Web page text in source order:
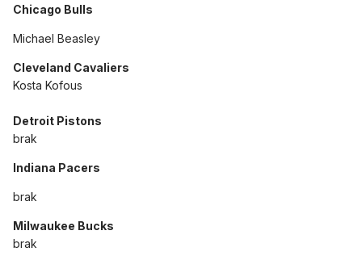
Chicago Bulls
Michael Beasley
Cleveland Cavaliers
Kosta Kofous
Detroit Pistons
brak
Indiana Pacers
brak
Milwaukee Bucks
brak